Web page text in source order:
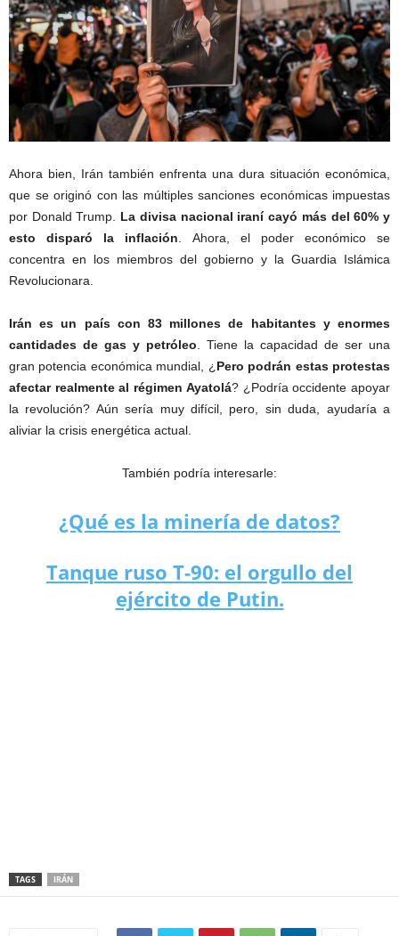
Ahora bien, Irán también enfrenta una dura situación económica,
que se originó con las múltiples sanciones económicas impuestas
por Donald Trump. La divisa nacional iraní cayó más del 60% y
esto disparó la inflación . Ahora, el poder económico se
concentra en los miembros del gobierno y la Guardia Islámica
Revolucionara.
Irán es un país con 83 millones de habitantes y enormes
cantidades de gas y petróleo . Tiene la capacidad de ser una
gran potencia económica mundial, ¿ Pero podrán estas protestas
afectar realmente al régimen Ayatolá? ¿Podría occidente apoyar
la revolución? Aún sería muy difícil, pero, sin duda, ayudaría a
aliviar la crisis energética actual.
También podría interesarle:
¿Qué es la minería de datos?
Tanque ruso T-90: el orgullo del
ejército de Putin.
TAGS IRÁN